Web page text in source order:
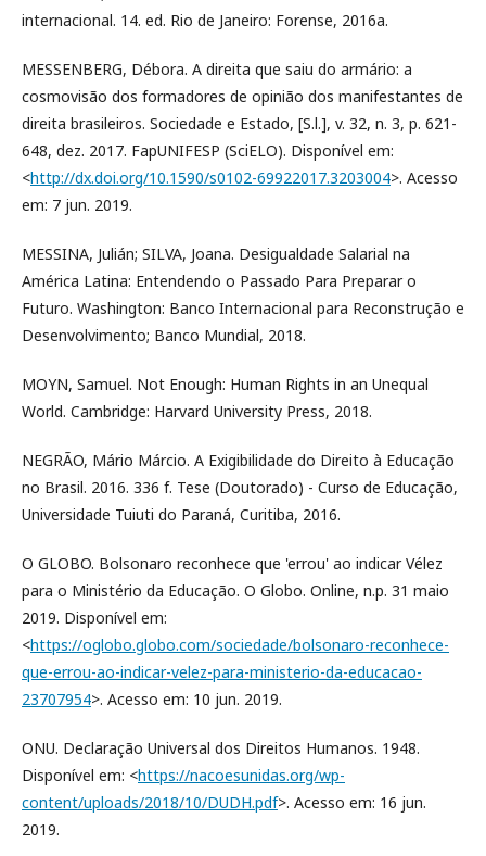
internacional. 14. ed. Rio de Janeiro: Forense, 2016a.
MESSENBERG, Débora. A direita que saiu do armário: a
cosmovisão dos formadores de opinião dos manifestantes de
direita brasileiros. Sociedade e Estado, [S.l.], v. 32, n. 3, p. 621-
648, dez. 2017. FapUNIFESP (SciELO). Disponível em:
<http://dx.doi.org/10.1590/s0102-69922017.3203004>. Acesso
em: 7 jun. 2019.
MESSINA, Julián; SILVA, Joana. Desigualdade Salarial na
América Latina: Entendendo o Passado Para Preparar o
Futuro. Washington: Banco Internacional para Reconstrução e
Desenvolvimento; Banco Mundial, 2018.
MOYN, Samuel. Not Enough: Human Rights in an Unequal
World. Cambridge: Harvard University Press, 2018.
NEGRÃO, Mário Márcio. A Exigibilidade do Direito à Educação
no Brasil. 2016. 336 f. Tese (Doutorado) - Curso de Educação,
Universidade Tuiuti do Paraná, Curitiba, 2016.
O GLOBO. Bolsonaro reconhece que 'errou' ao indicar Vélez
para o Ministério da Educação. O Globo. Online, n.p. 31 maio
2019. Disponível em:
<https://oglobo.globo.com/sociedade/bolsonaro-reconhece-
que-errou-ao-indicar-velez-para-ministerio-da-educacao-
23707954>. Acesso em: 10 jun. 2019.
ONU. Declaração Universal dos Direitos Humanos. 1948.
Disponível em: <https://nacoesunidas.org/wp-
content/uploads/2018/10/DUDH.pdf>. Acesso em: 16 jun.
2019.